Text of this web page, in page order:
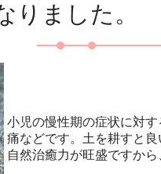
りました。
小児の慢性期の症状に対
痛などです。土を耕すと
自然治癒力が旺盛ですか